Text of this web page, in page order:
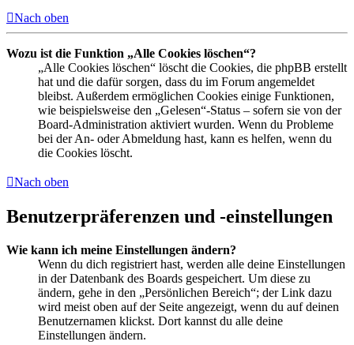
Nach oben
Wozu ist die Funktion „Alle Cookies löschen“?
„Alle Cookies löschen“ löscht die Cookies, die phpBB erstellt
hat und die dafür sorgen, dass du im Forum angemeldet
bleibst. Außerdem ermöglichen Cookies einige Funktionen,
wie beispielsweise den „Gelesen“-Status – sofern sie von der
Board-Administration aktiviert wurden. Wenn du Probleme
bei der An- oder Abmeldung hast, kann es helfen, wenn du
die Cookies löscht.
Nach oben
Benutzerpräferenzen und -einstellungen
Wie kann ich meine Einstellungen ändern?
Wenn du dich registriert hast, werden alle deine Einstellungen
in der Datenbank des Boards gespeichert. Um diese zu
ändern, gehe in den „Persönlichen Bereich“; der Link dazu
wird meist oben auf der Seite angezeigt, wenn du auf deinen
Benutzernamen klickst. Dort kannst du alle deine
Einstellungen ändern.